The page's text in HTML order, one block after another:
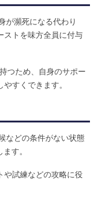
が瀕死になる代わり
ストを味方全員に付与
つため、自身のサポー
すくできます。
などの条件がない状態
す。
や試練などの攻略に役